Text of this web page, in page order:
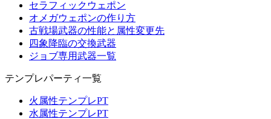
セラフィックウェポン
オメガウェポンの作り方
古戦場武器の性能と属性変更先
四象降臨の交換武器
ジョブ専用武器一覧
テンプレパーティ一覧
火属性テンプレPT
水属性テンプレPT